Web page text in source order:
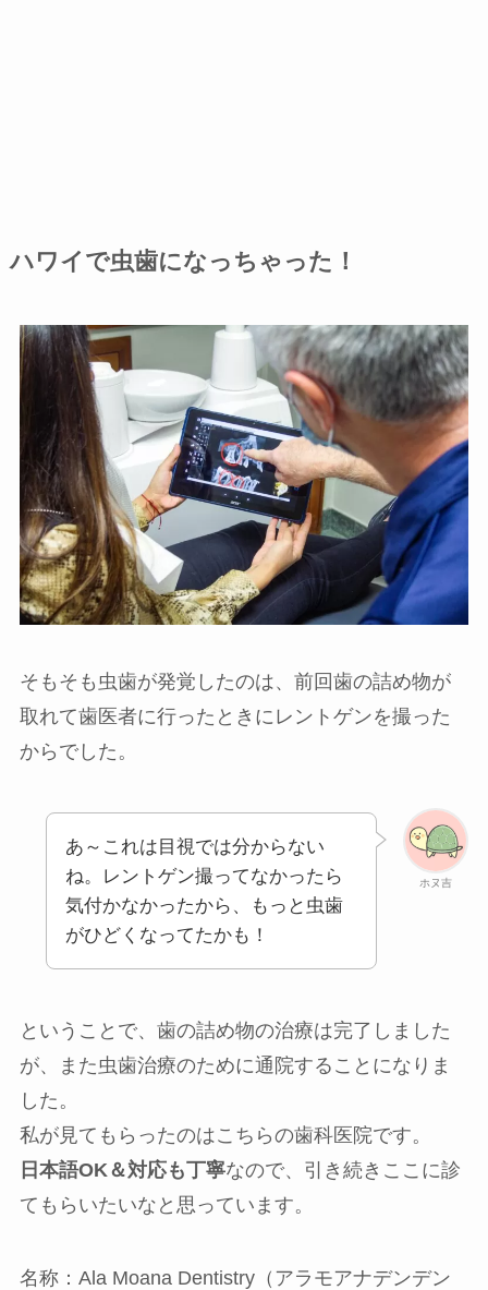
ハワイで虫歯になっちゃった！
そもそも虫歯が発覚したのは、前回歯の詰め物が
取れて歯医者に行ったときにレントゲンを撮った
からでした。
ホヌ吉
あ～これは目視では分からない
ね。レントゲン撮ってなかったら
気付かなかったから、もっと虫歯
がひどくなってたかも！
ということで、歯の詰め物の治療は完了しました
が、また虫歯治療のために通院することになりま
した。
私が見てもらったのはこちらの歯科医院です。
日本語OK＆対応も丁寧なので、引き続きここに診
てもらいたいなと思っています。
名称：Ala Moana Dentistry（アラモアナデンデン